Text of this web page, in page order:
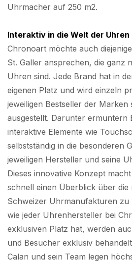
Uhrmacher auf 250 m2.
Interaktiv in die Welt der
Chronoart möchte auch
St. Galler ansprechen, die ganz
Uhren sind. Jede Brand hat in
eigenen Platz und wird einzeln
jeweiligen Bestseller der Marken
ausgestellt. Darunter ermuntern
interaktive Elemente wie
selbstständig in die besonderen
jeweiligen Hersteller und seine
Dieses innovative Konzept
schnell einen Überblick über die
Schweizer Uhrmanufakturen zu
wie jeder Uhrenhersteller bei
exklusiven Platz hat, werden
und Besucher exklusiv
Calan und sein Team legen